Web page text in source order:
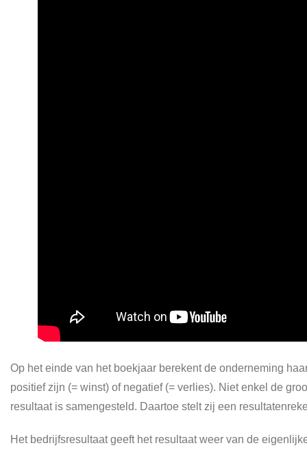
Op het einde van het boekjaar berekent de onderneming
positief zijn (= winst) of negatief (= verlies). Niet enkel de
resultaat is samengesteld. Daartoe stelt zij een
Het bedrijfsresultaat geeft het resultaat weer van de